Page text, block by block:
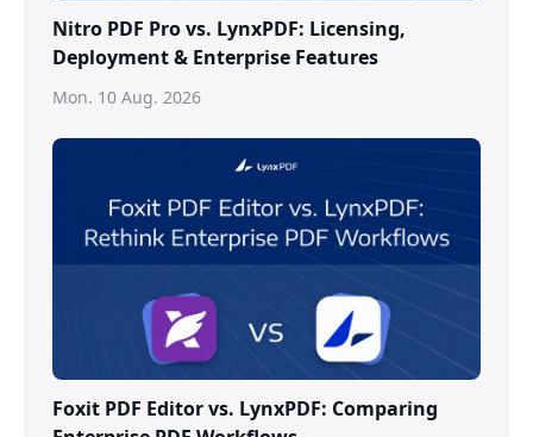
Nitro PDF Pro vs. LynxPDF: Licensing,
Deployment & Enterprise Features
Mon. 10 Aug. 2026
Foxit PDF Editor vs. LynxPDF: Comparing